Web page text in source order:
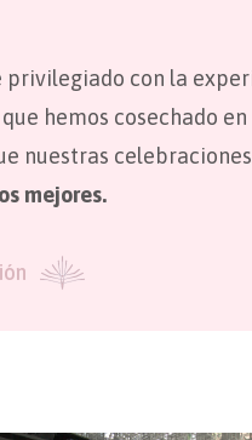
privilegiado con la
hemos cosechado
nuestras
mejores.